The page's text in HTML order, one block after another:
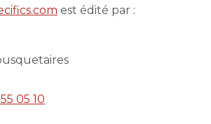
est édité par :
05 10